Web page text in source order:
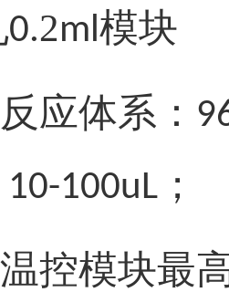
0.2ml模块
反应体系：
10-100uL ；
温控模块最